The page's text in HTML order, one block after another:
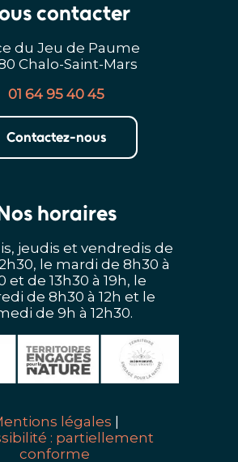
contacter
du Jeu de Paume
Chalo-Saint-Mars
01 64 95 40 45
Contactez-nous
horaires
jeudis et vendredis de
le mardi de 8h30 à
et de 13h30 à 19h, le
de 8h30 à 12h et le
de 9h à 12h30.
légales
: partiellement
conforme